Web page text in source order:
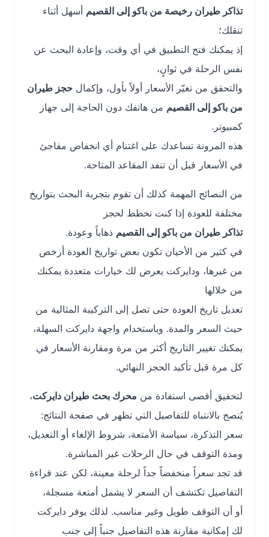
تذاكر طيران رخيصة من باكو إلى القصيمأسهل أثناء
إذ يمكنك فتح التطبيق في أي وقت، وإعادة البحث عن
نفس الرحلة في ثوانٍ،
والتحقق من تغيّر الأسعار أولاً بأول، وإكمالحجز طيران
من باكو إلى القصيممن هاتفك دون الحاجة إلى جهاز
كمبيوتر.
هذه المرونة تساعدك على اغتنام أي انخفاض مفاجئ
في الأسعار قبل أن تنفد المقاعد المتاحة.
من النصائح المهمة كذلك أن تقوم بتجربة البحث بتواريخ
مختلفة للعودة إذا كنت تخطط لحجز
تذاكر طيران من باكو إلى القصيمذهاباً وعودة.
في كثير من الأحيان تكون بعض تواريخ العودة أرخص
من غيرها، ودايركت يعرض لك خيارات متعددة يمكنك
من خلالها
تعديل تاريخ العودة حتى تصل إلى التركيبة المثالية من
حيث السعر والمدة. وباستخدام واجهة دايركت السهلة،
يمكنك تغيير التاريخ أكثر من مرة ومقارنة الأسعار في
كل مرة قبل تأكيد الحجز النهائي.
لتحقيق أقصى استفادة منمحرك بحث طيران دايركت،
يُنصح بالانتباه للتفاصيل التي تظهر في صفحة النتائج:
سعر التذكرة، سياسة الأمتعة، شروط الإلغاء أو التعديل،
ومدة التوقف في حال الرحلات غير المباشرة.
قد تجد سعراً منخفضاً جداً لرحلة معينة، لكن عند قراءة
التفاصيل تكتشف أن السعر لا يشمل أمتعة مسجلة،
أو أن التوقف طويل وغير مناسب. لذلك يوفر دايركت
لك إمكانية مقارنة هذه التفاصيل جنباً إلى جنب